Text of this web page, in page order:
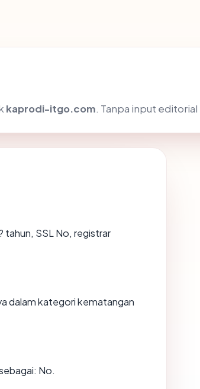
kaprodi-itgo.com. Tanpa input
tahun, SSL No, registrar
dalam kategori kematangan
No.